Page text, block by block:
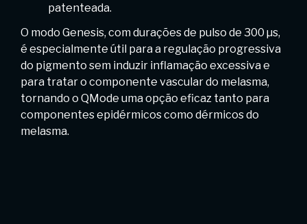
patenteada.
O modo Genesis, com durações de pulso de 300 µs,
é especialmente útil para a regulação progressiva
do pigmento sem induzir inflamação excessiva e
para tratar o componente vascular do melasma,
tornando o QMode uma opção eficaz tanto para
componentes epidérmicos como dérmicos do
melasma.